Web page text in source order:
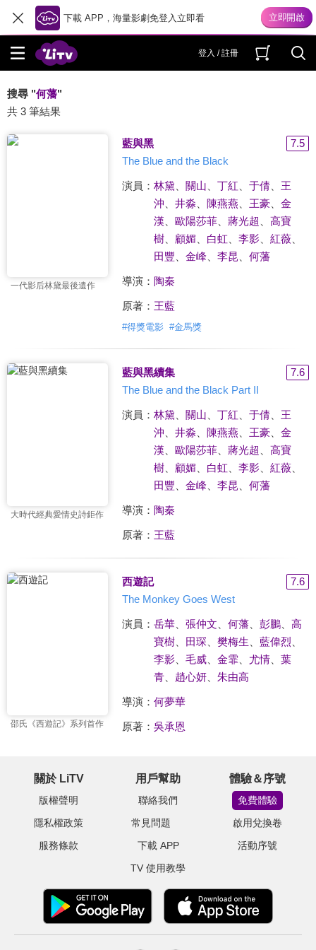
下載 APP，海量影劇免登入立即看
登入 / 註冊
搜尋 "何藩"
共 3 筆結果
一代影后林黛最後遺作
藍與黑
7.5
The Blue and the Black
演員： 林黛 關山 丁紅 于倩、 王
沖
井淼 陳燕燕 王豪
金
漢
歐陽莎菲、 蔣光超
高寶
樹、 顧媚 白虹、 李影、 紅薇、
田豐
金峰、 李昆、 何藩
導演： 陶秦
原著： 王藍
#得獎電影 #金馬獎
大時代經典愛情史詩鉅作
藍與黑續集
7.6
The Blue and the Black Part II
演員： 林黛 關山 丁紅 于倩、 王
沖
井淼 陳燕燕 王豪
金
漢
歐陽莎菲、 蔣光超
高寶
樹、 顧媚 白虹、 李影、 紅薇、
田豐
金峰、 李昆、 何藩
導演： 陶秦
原著： 王藍
邵氏《西遊記》系列首作
西遊記
7.6
The Monkey Goes West
演員： 岳華、 張仲文 何藩、 彭鵬、 高
寶樹、 田琛 樊梅生 藍偉烈
李影、 毛威、 金霏、 尤情、 葉
青、 趙心妍、 朱由高
導演： 何夢華
原著： 吳承恩
關於 LiTV
版權聲明
隱私權政策
服務條款
用戶幫助
聯絡我們
常見問題
下載 APP
TV 使用教學
體驗＆序號
免費體驗
啟用兌換卷
活動序號